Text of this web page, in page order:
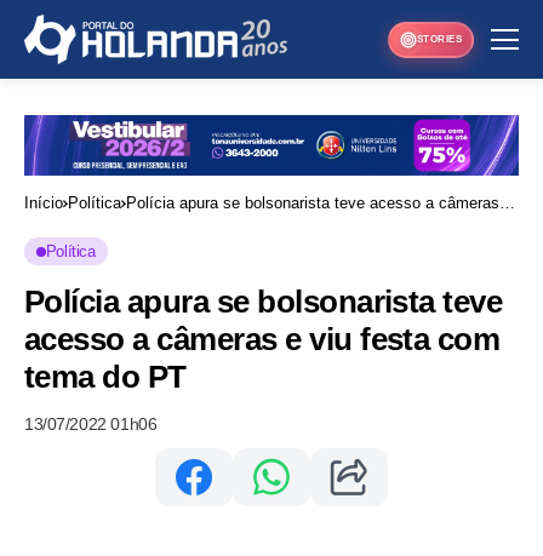
STORIES
Início Política Polícia apura se bolsonarista teve acesso a câmeras e
Política
Polícia apura se bolsonarista teve
acesso a câmeras e viu festa com
tema do PT
13/07/2022 01h06